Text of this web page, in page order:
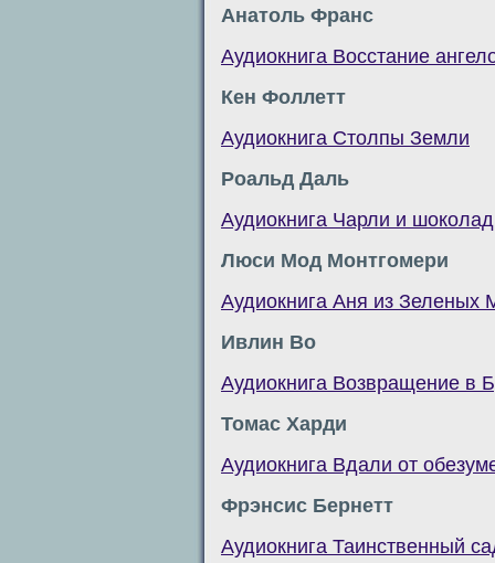
Анатоль Франс
Аудиокнига Восстание
Кен Фоллетт
Аудиокнига Столпы Земли
Роальд Даль
Аудиокнига Чарли и
Люси Мод Монтгомери
Аудиокнига Аня из Зеленых
Ивлин Во
Аудиокнига Возвращение в
Томас Харди
Аудиокнига Вдали от
Фрэнсис Бернетт
Аудиокнига Таинственный